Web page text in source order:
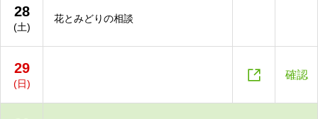
28
(土)
花とみどりの相談
29
(日)  確認